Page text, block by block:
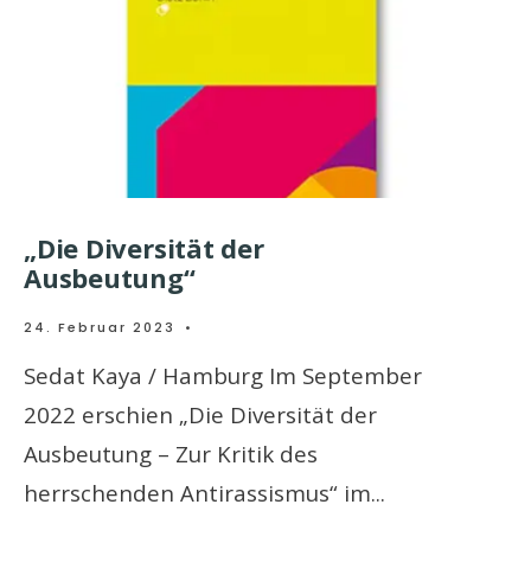
„Die Diversität der
Ausbeutung“
24. Februar 2023 •
Sedat Kaya / Hamburg Im September
2022 erschien „Die Diversität der
Ausbeutung – Zur Kritik des
herrschenden Antirassismus“ im...